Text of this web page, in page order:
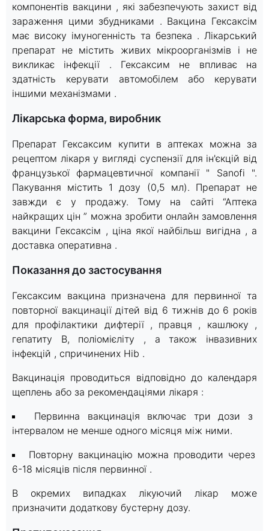
компонентів вакцини , які забезпечують захист від
зараження цими збудниками . Вакцина Гексаксім
має високу імуногенність та безпека . Лікарський
препарат не містить живих мікроорганізмів і не
викликає інфекції . Гексаксим не впливає на
здатність керувати автомобілем або керувати
іншими механізмами .
Лікарська форма, виробник
Препарат Гексаксим купити в аптеках можна за
рецептом лікаря у вигляді суспензії для ін'єкцій від
французької фармацевтичної компанії " Sanofi ".
Пакування містить 1 дозу (0,5 мл). Препарат не
завжди є у продажу. Тому на сайті “Аптека
найкращих цін ” можна зробити онлайн замовлення
вакцини Гексаксім , ціна якої найбільш вигідна , а
доставка оперативна .
Показання до застосування
Гексаксим вакцина призначена для первинної та
повторної вакцинації дітей від 6 тижнів до 6 років
для профілактики дифтерії , правця , кашлюку ,
гепатиту B, поліомієліту , а також інвазивних
інфекцій , спричинених Hib .
Вакцинація проводиться відповідно до календаря
щеплень або за рекомендаціями лікаря :
Первинна вакцинація включає три дози з
інтервалом не менше одного місяця між ними.
Повторну вакцинацію можна проводити через
6-18 місяців після первинної .
В окремих випадках лікуючий лікар може
призначити додаткову бустерну дозу.